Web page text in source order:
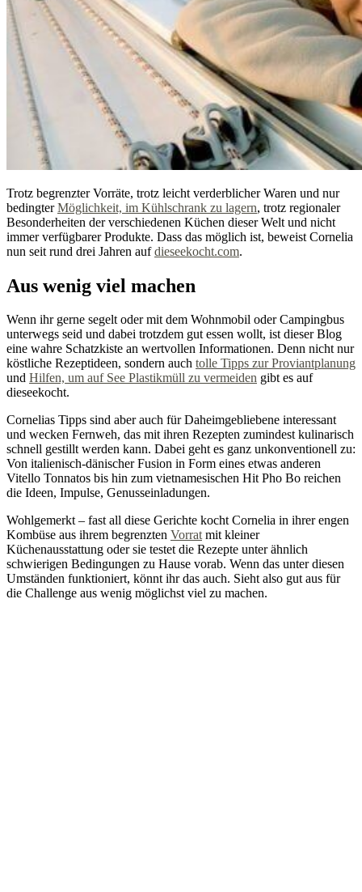
Trotz begrenzter Vorräte, trotz leicht verderblicher Waren und nur
bedingterMöglichkeit, im Kühlschrank zu lagern, trotz regionaler
Besonderheiten der verschiedenen Küchen dieser Welt und nicht
immer verfügbarer Produkte. Dass das möglich ist, beweist Cornelia
nun seit rund drei Jahren aufdieseekocht.com.
Aus wenig viel machen
Wenn ihr gerne segelt oder mit dem Wohnmobil oder Campingbus
unterwegs seid und dabei trotzdem gut essen wollt, ist dieser Blog
eine wahre Schatzkiste an wertvollen Informationen. Denn nicht nur
köstliche Rezeptideen, sondern auch tolle Tipps zur Proviantplanung
und Hilfen, um auf See Plastikmüll zu vermeiden gibt es auf
dieseekocht.
Cornelias Tipps sind aber auch für Daheimgebliebene interessant
und wecken Fernweh, das mit ihren Rezepten zumindest kulinarisch
schnell gestillt werden kann. Dabei geht es ganz unkonventionell zu:
Von italienisch-dänischer Fusion in Form eines etwas anderen
Vitello Tonnatos bis hin zum vietnamesischen Hit Pho Bo reichen
die Ideen, Impulse, Genusseinladungen.
Wohlgemerkt – fast all diese Gerichte kocht Cornelia in ihrer engen
Kombüse aus ihrem begrenzten Vorratmit kleiner
Küchenausstattung oder sie testet die Rezepte unter ähnlich
schwierigen Bedingungen zu Hause vorab. Wenn das unter diesen
Umständen funktioniert, könnt ihr das auch. Sieht also gut aus für
die Challenge aus wenig möglichst viel zu machen.